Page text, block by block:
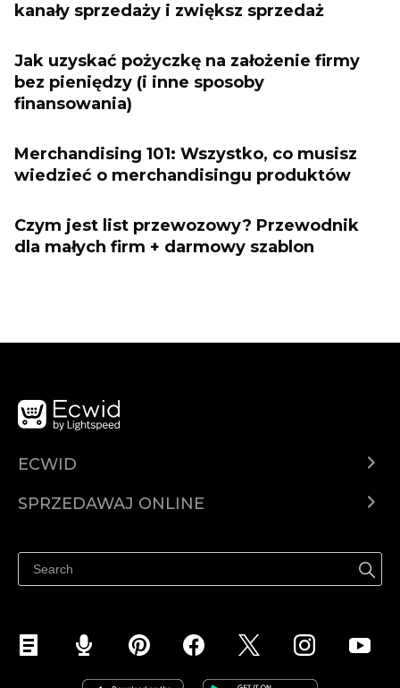
kanały sprzedaży i zwiększ sprzedaż
Jak uzyskać pożyczkę na założenie firmy
bez pieniędzy (i inne sposoby
finansowania)
Merchandising 101: Wszystko, co musisz
wiedzieć o merchandisingu produktów
Czym jest list przewozowy? Przewodnik
dla małych firm + darmowy szablon
ECWID
Cena
SPRZEDAWAJ ONLINE
Sprzedawaj na Facebooku
Sprzedawaj na Instagramie